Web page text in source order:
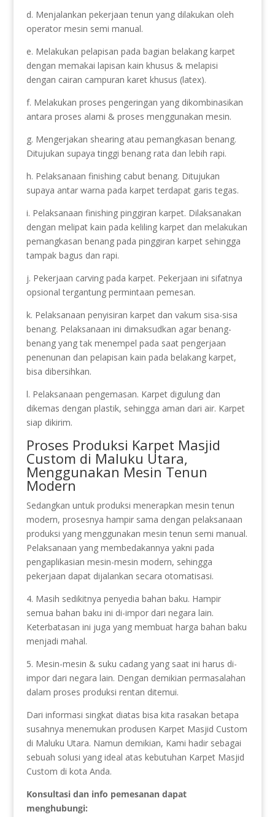
d. Menjalankan pekerjaan tenun yang dilakukan oleh
operator mesin semi manual.
e. Melakukan pelapisan pada bagian belakang karpet
dengan memakai lapisan kain khusus & melapisi
dengan cairan campuran karet khusus (latex).
f. Melakukan proses pengeringan yang dikombinasikan
antara proses alami & proses menggunakan mesin.
g. Mengerjakan shearing atau pemangkasan benang.
Ditujukan supaya tinggi benang rata dan lebih rapi.
h. Pelaksanaan finishing cabut benang. Ditujukan
supaya antar warna pada karpet terdapat garis tegas.
i. Pelaksanaan finishing pinggiran karpet. Dilaksanakan
dengan melipat kain pada keliling karpet dan melakukan
pemangkasan benang pada pinggiran karpet sehingga
tampak bagus dan rapi.
j. Pekerjaan carving pada karpet. Pekerjaan ini sifatnya
opsional tergantung permintaan pemesan.
k. Pelaksanaan penyisiran karpet dan vakum sisa-sisa
benang. Pelaksanaan ini dimaksudkan agar benang-
benang yang tak menempel pada saat pengerjaan
penenunan dan pelapisan kain pada belakang karpet,
bisa dibersihkan.
l. Pelaksanaan pengemasan. Karpet digulung dan
dikemas dengan plastik, sehingga aman dari air. Karpet
siap dikirim.
Proses Produksi Karpet Masjid
Custom di Maluku Utara,
Menggunakan Mesin Tenun
Modern
Sedangkan untuk produksi menerapkan mesin tenun
modern, prosesnya hampir sama dengan pelaksanaan
produksi yang menggunakan mesin tenun semi manual.
Pelaksanaan yang membedakannya yakni pada
pengaplikasian mesin-mesin modern, sehingga
pekerjaan dapat dijalankan secara otomatisasi.
4. Masih sedikitnya penyedia bahan baku. Hampir
semua bahan baku ini di-impor dari negara lain.
Keterbatasan ini juga yang membuat harga bahan baku
menjadi mahal.
5. Mesin-mesin & suku cadang yang saat ini harus di-
impor dari negara lain. Dengan demikian permasalahan
dalam proses produksi rentan ditemui.
Dari informasi singkat diatas bisa kita rasakan betapa
susahnya menemukan produsen Karpet Masjid Custom
di Maluku Utara. Namun demikian, Kami hadir sebagai
sebuah solusi yang ideal atas kebutuhan Karpet Masjid
Custom di kota Anda.
Konsultasi dan info pemesanan dapat
menghubungi: